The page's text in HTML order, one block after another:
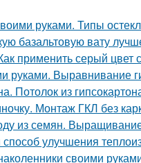
руками. Типы
базальтовую вату
применить серый цвет
руками. Выравнивание
Потолок из
Монтаж ГКЛ без
из семян.
улучшения
своими